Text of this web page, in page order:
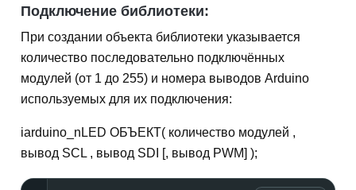
Подключение библиотеки:
При создании объекта библиотеки указывается
количество последовательно подключённых
модулей (от 1 до 255) и номера выводов Arduino
используемых для их подключения:
iarduino_nLED ОБЪЕКТ( количество модулей ,
вывод SCL , вывод SDI [, вывод PWM] );